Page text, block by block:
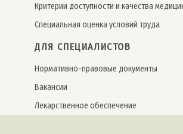
Критерии доступности и качества
Специальная оценка условий труда
ДЛЯ СПЕЦИАЛИСТОВ
Нормативно-правовые документы
Вакансии
Лекарственное обеспечение